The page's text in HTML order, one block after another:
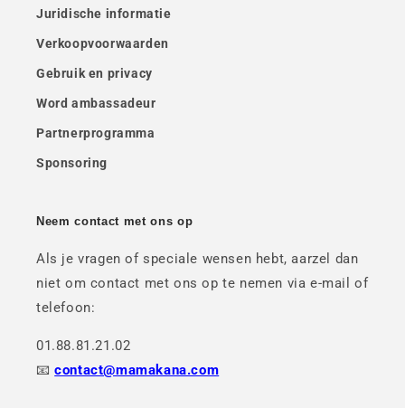
Juridische informatie
Verkoopvoorwaarden
Gebruik en privacy
Word ambassadeur
Partnerprogramma
Sponsoring
Neem contact met ons op
Als je vragen of speciale wensen hebt, aarzel dan
niet om contact met ons op te nemen via e-mail of
telefoon:
01.88.81.21.02
📧contact@mamakana.com